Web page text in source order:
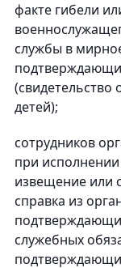
факте гибели
службы в
(свидетельство
детей);
сотрудников
при
извещение или
справка из
служебных